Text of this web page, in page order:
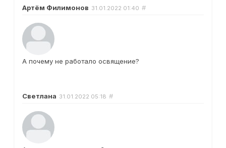
Артём Филимонов 31.01.2022 01:40 #
А почему не работало освящение?
Светлана 31.01.2022 05:18 #